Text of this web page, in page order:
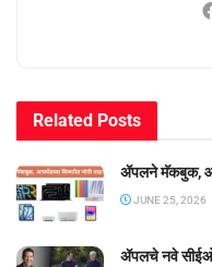
Related Posts
ॲपलने मॅकबुक,
JUNE 25, 2026
ॲपलचे नवे सीईओ